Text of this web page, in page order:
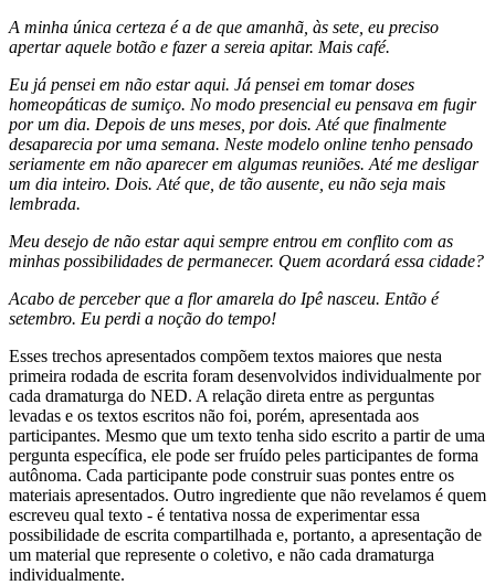
A minha única certeza é a de que amanhã, às sete, eu preciso
apertar aquele botão e fazer a sereia apitar. Mais café.
Eu já pensei em não estar aqui. Já pensei em tomar doses
homeopáticas de sumiço. No modo presencial eu pensava em fugir
por um dia. Depois de uns meses, por dois. Até que finalmente
desaparecia por uma semana. Neste modelo online tenho pensado
seriamente em não aparecer em algumas reuniões. Até me desligar
um dia inteiro. Dois. Até que, de tão ausente, eu não seja mais
lembrada.
Meu desejo de não estar aqui sempre entrou em conflito com as
minhas possibilidades de permanecer. Quem acordará essa cidade?
Acabo de perceber que a flor amarela do Ipê nasceu. Então é
setembro. Eu perdi a noção do tempo!
Esses trechos apresentados compõem textos maiores que nesta
primeira rodada de escrita foram desenvolvidos individualmente por
cada dramaturga do NED. A relação direta entre as perguntas
levadas e os textos escritos não foi, porém, apresentada aos
participantes. Mesmo que um texto tenha sido escrito a partir de uma
pergunta específica, ele pode ser fruído peles participantes de forma
autônoma. Cada participante pode construir suas pontes entre os
materiais apresentados. Outro ingrediente que não revelamos é quem
escreveu qual texto - é tentativa nossa de experimentar essa
possibilidade de escrita compartilhada e, portanto, a apresentação de
um material que represente o coletivo, e não cada dramaturga
individualmente.